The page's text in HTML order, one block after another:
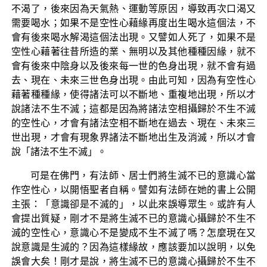
不渴了，後來因為天氣熱、運動等原因，導致再次口渴又
需要喝水；如果不是空性心藉緣再度出生喝水這個法，不
會有後來喝水解渴這個法出現。又譬如人死了，如果不是
空性心藉著往昔所造的業、無明以及其他種種因緣，就不
會有後來中陰身以及後來每一世的色身出現，就不會有過
去、現在、未來三世色身出現。由此可知，因為有空性心
藉著種種緣，使得諸法可以不斷地、重複地出現，所以才
說諸法不生不滅；這都是因為將諸法空相攝歸於不生不滅
的空性心，才會有諸法空相不斷地在過去、現在、未來三
世出現，才會有現象界諸法不斷地出生及消滅，所以才會
說「諸法不生不滅」。
可是在佛門，有法師、居士們將生滅不已的意識心當
作空性心，以開悟聖者自稱。譬如有法師在她的書上公開
主張：「意識卻是不滅的」，以此來誤導眾生。或許有人
會提出質疑，剛才不是將生滅不已的意識心攝歸於不生不
滅的空性心，意識心不是變成不生不滅了嗎？怎麼現在又
說意識是生滅的？因為這樣緣故，應該要加以說明，以免
誤會大矣！剛才是說，將生滅不已的意識心攝歸於不生不